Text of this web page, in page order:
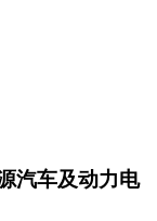
汽车及动力电